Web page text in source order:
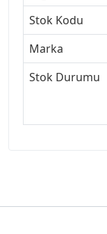
Stok Kodu
Marka
Stok Durumu